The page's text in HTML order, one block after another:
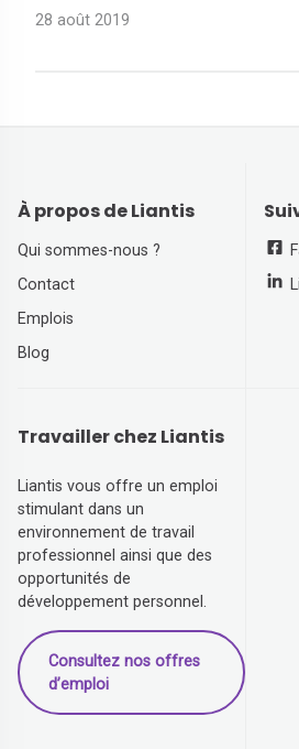
28 août 2019
À propos de Liantis
Qui sommes-nous ?
Contact
Emplois
Blog
Travailler chez Liantis
Liantis vous offre un emploi
stimulant dans un
environnement de travail
professionnel ainsi que des
opportunités de
développement personnel.
Consultez nos offres
d’emploi